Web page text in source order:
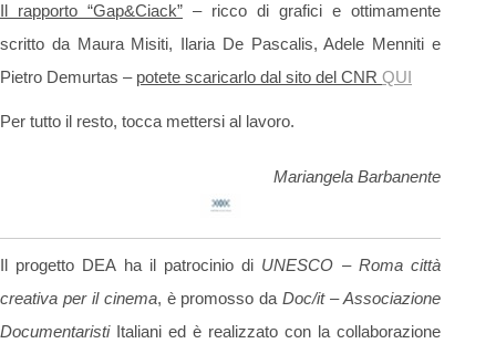
Il rapporto “Gap&Ciack” – ricco di grafici e ottimamente
scritto da Maura Misiti, Ilaria De Pascalis, Adele Menniti e
Pietro Demurtas – potete scaricarlo dal sito del CNR QUI
Per tutto il resto, tocca mettersi al lavoro.
Mariangela Barbanente
Il progetto DEA ha il patrocinio di UNESCO – Roma città
creativa per il cinema, è promosso daDoc/it – Associazione
DocumentaristiItaliani ed è realizzato con la collaborazione